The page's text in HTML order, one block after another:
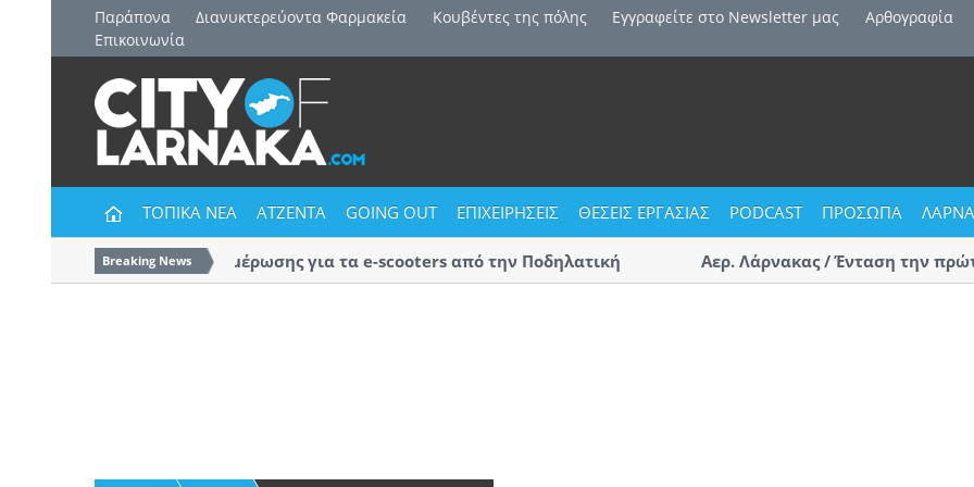
Παράπονα Διανυκτερεύοντα Φαρμακεία Kουβέντες της πόλης Εγγραφείτε στο Newsletter μας Αρθογραφία
Επικοινωνία
ΤΟΠΙΚΑ ΝΕΑ ΑΤΖΕΝΤΑ GOING OUT ΕΠΙΧΕΙΡΗΣΕΙΣ ΘΕΣΕΙΣ ΕΡΓΑΣΙΑΣ PODCAST ΠΡΟΣΩΠΑ
Breaking News
Εκστρατεία ενημέρωσης για τα e-scooters από την Ποδηλατική
Αστυνομία Λάρνακας
Αερ. Λάρνακας / Ένταση την πρώτη
αφίξεις – Επαγγελματίες οδηγοί